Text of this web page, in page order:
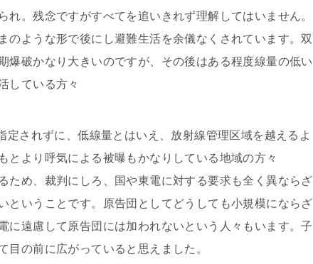
。残念ですがすべてを追いきれず理解してはいません。
のような形で後にし避難生活を余儀なくされています。双
爆破かなり大きいのですが、その後はある程度線量の低い
している方々
されずに、低線量とはいえ、放射線管理区域を越えるよ
とより呼気による被曝もかなりしている地域の方々
ため、裁判にしろ、国や東電に対する要求も全く異ならざ
ということです。原告団としてどうしても小規模にならざ
に遠慮して原告団には加われないという人々もいます。子
目の前に広がっていると思えました。